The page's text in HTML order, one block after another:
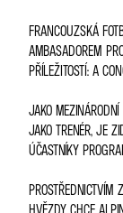
FRANCOUZSKÁ
AMBASADOREM
PŘÍLEŽITOSTÍ: A
JAKO
JAKO TRENÉR, JE
ÚČASTNÍKY
PROSTŘEDNICTVÍM
HVĚZDY CHCE